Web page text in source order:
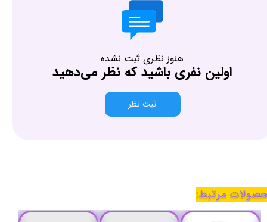
هنوز نظری ثبت نشده
اولین نفری باشید که نظر می‌دهید
ثبت نظر
مرتبط: